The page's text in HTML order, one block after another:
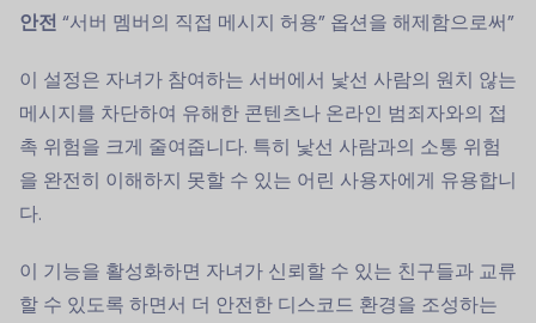
안전 “서버 멤버의 직접 메시지 허용” 옵션을 해제함으로써”
이 설정은 자녀가 참여하는 서버에서 낯선 사람의 원치 않는
메시지를 차단하여 유해한 콘텐츠나 온라인 범죄자와의 접
촉 위험을 크게 줄여줍니다. 특히 낯선 사람과의 소통 위험
을 완전히 이해하지 못할 수 있는 어린 사용자에게 유용합니
다.
이 기능을 활성화하면 자녀가 신뢰할 수 있는 친구들과 교류
할 수 있도록 하면서 더 안전한 디스코드 환경을 조성하는